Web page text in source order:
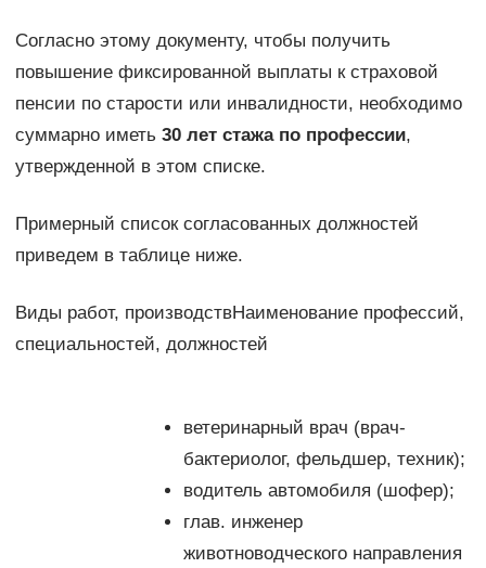
Согласно этому документу, чтобы получить
повышение фиксированной выплаты к страховой
пенсии по старости или инвалидности, необходимо
суммарно иметь 30 лет стажа по профессии,
утвержденной в этом списке.
Примерный список согласованных должностей
приведем в таблице ниже.
Виды работ, производствНаименование профессий,
специальностей, должностей
ветеринарный врач (врач-
бактериолог, фельдшер, техник);
водитель автомобиля (шофер);
глав. инженер
животноводческого направления